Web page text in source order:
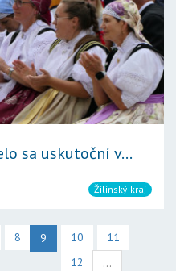
sa uskutoční v...
Žilinský kraj
8 9 10
11
12
...